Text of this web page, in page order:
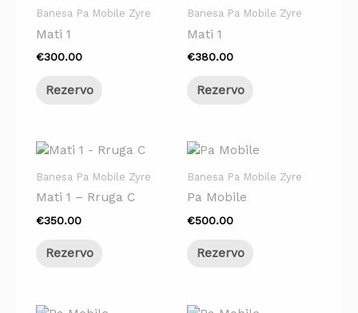
Banesa Pa Mobile Zyre
Mati 1
€300.00
Rezervo
Banesa Pa Mobile Zyre
Mati 1
€380.00
Rezervo
Banesa Pa Mobile Zyre
Mati 1 – Rruga C
€350.00
Rezervo
Banesa Pa Mobile Zyre
Pa Mobile
€500.00
Rezervo